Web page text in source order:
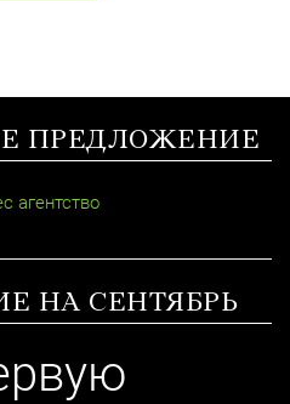
ПРЕДЛОЖЕНИЕ
агентство
НА СЕНТЯБРЬ